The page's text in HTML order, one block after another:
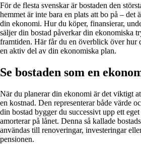
För de flesta svenskar är bostaden den
hemmet är inte bara en plats att bo på – det
din ekonomi. Hur du köper, finansierar,
säljer din bostad påverkar din ekonomiska
framtiden. Här får du en överblick över hur
en aktiv del av din ekonomiska plan.
Se bostaden som en
När du planerar din ekonomi är det viktigt
en kostnad. Den representerar både värde
din bostad bygger du successivt upp ett
amorterar på lånet. Denna så kallade
användas till renoveringar, investeringar
pensionen.